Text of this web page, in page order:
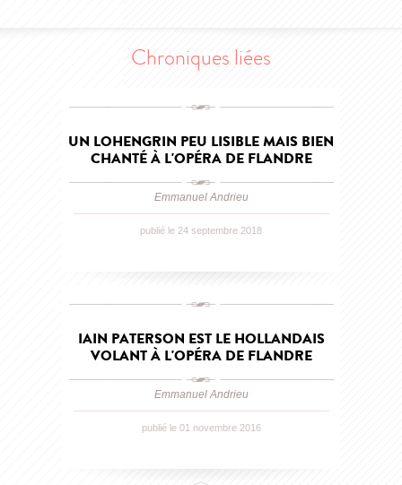
Chroniques liées
UN LOHENGRIN PEU LISIBLE MAIS BIEN
CHANTÉ À L'OPÉRA DE FLANDRE
Emmanuel Andrieu
publié le 24 septembre 2018
IAIN PATERSON EST LE HOLLANDAIS
VOLANT À L'OPÉRA DE FLANDRE
Emmanuel Andrieu
publié le 01 novembre 2016